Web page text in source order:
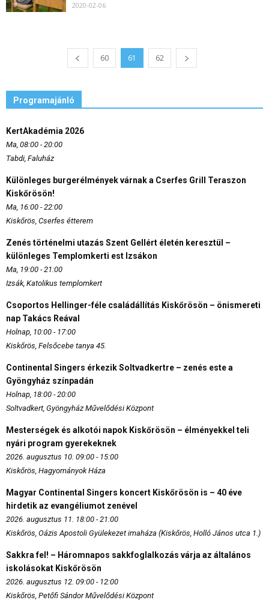
2020-02-06
60 61 62
Programajánló
KertAkadémia 2026
Ma, 08:00 - 20:00
Tabdi, Faluház
Különleges burgerélmények várnak a Cserfes Grill Teraszon
Kiskőrösön!
Ma, 16:00 - 22:00
Kiskőrös, Cserfes étterem
Zenés történelmi utazás Szent Gellért életén keresztül –
különleges Templomkerti est Izsákon
Ma, 19:00 - 21:00
Izsák, Katolikus templomkert
Csoportos Hellinger-féle családállítás Kiskőrösön – önismereti
nap Takács Reával
Holnap, 10:00 - 17:00
Kiskőrös, Felsőcebe tanya 45.
Continental Singers érkezik Soltvadkertre – zenés este a
Gyöngyház színpadán
Holnap, 18:00 - 20:00
Soltvadkert, Gyöngyház Művelődési Központ
Mesterségek és alkotói napok Kiskőrösön – élményekkel teli
nyári program gyerekeknek
2026. augusztus 10. 09:00 - 15:00
Kiskőrös, Hagyományok Háza
Magyar Continental Singers koncert Kiskőrösön is – 40 éve
hirdetik az evangéliumot zenével
2026. augusztus 11. 18:00 - 21:00
Kiskőrös, Oázis Apostoli Gyülekezet imaháza (Kiskőrös, Holló János utca 1.)
Sakkra fel! – Háromnapos sakkfoglalkozás várja az általános
iskolásokat Kiskőrösön
2026. augusztus 12. 09:00 - 12:00
Kiskőrös, Petőfi Sándor Művelődési Központ